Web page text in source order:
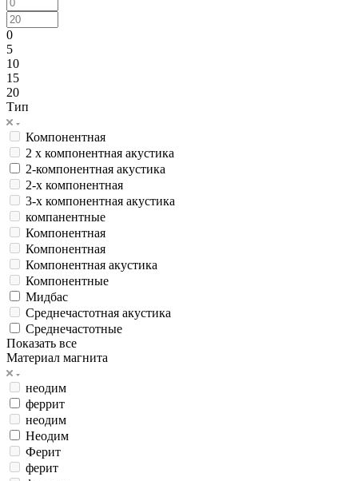
0
5
10
15
20
Тип
Компонентная
2 х компонентная акустика
2-компонентная акустика
2-х компонентная
3-х компонентная акустика
компанентные
Компонентная
Компонентная
Компонентная акустика
Компонентные
Мидбас
Среднечастотная акустика
Среднечастотные
Показать все
Материал магнита
неодим
феррит
неодим
Неодим
Ферит
ферит